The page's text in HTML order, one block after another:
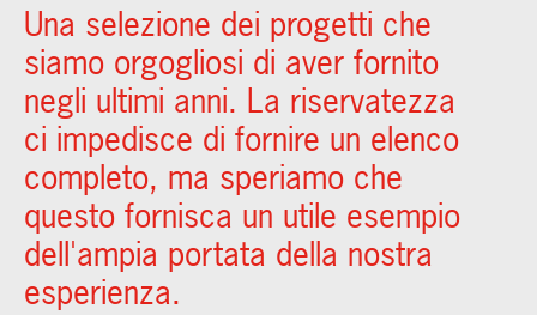
Una selezione dei progetti che
siamo orgogliosi di aver fornito
negli ultimi anni. La riservatezza
ci impedisce di fornire un elenco
completo, ma speriamo che
questo fornisca un utile esempio
dell'ampia portata della nostra
esperienza.